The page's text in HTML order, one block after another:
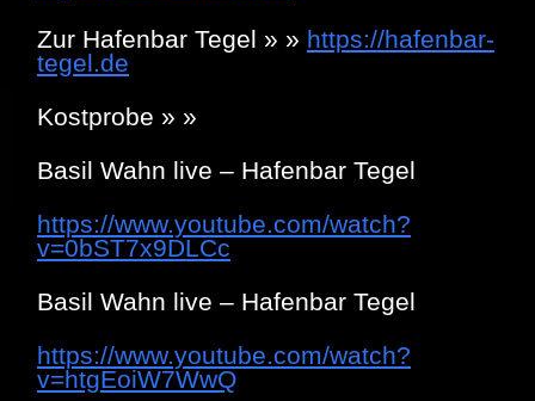
Zur Hafenbar Tegel » » https://hafenbar-
tegel.de
Kostprobe » »
Basil Wahn live – Hafenbar Tegel
https://www.youtube.com/watch?
v=0bST7x9DLCc
Basil Wahn live – Hafenbar Tegel
https://www.youtube.com/watch?
v=htgEoiW7WwQ